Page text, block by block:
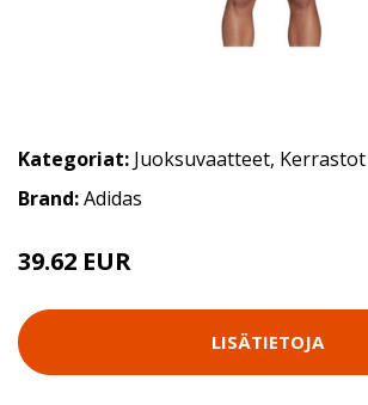
Kategoriat: Juoksuvaatteet, Kerrastot
Brand:Adidas
39.62 EUR
LISÄTIETOJA